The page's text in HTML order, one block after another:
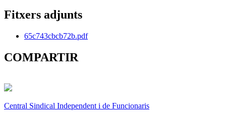
Fitxers adjunts
65c743cbcb72b.pdf
COMPARTIR
Central Sindical Independent i de Funcionaris